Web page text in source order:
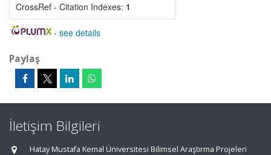
CrossRef - Citation Indexes: 1
- see details
Paylaş
İletişim Bilgileri
Hatay Mustafa Kemal Üniversitesi Bilimsel Araştırma Projeleri